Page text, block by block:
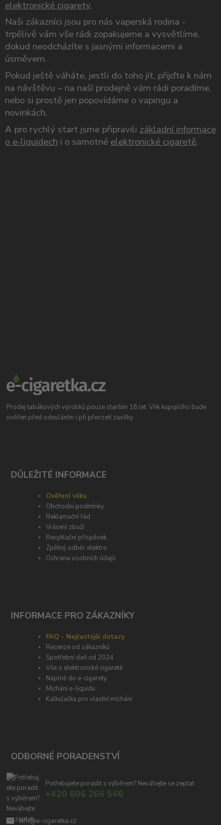
elektronické cigarety.
Naši zákazníci jsou pro nás vaperská rodina -
trpělivě vám vše rádi zopakujeme a vysvětlíme,
dokud neodcházíte s jasnými informacemi a
úsměvem.
Pokud ještě váháte, jestli do toho jít, přijďte k nám
na návštěvu – na naší prodejně vám rádi poradíme,
nebo si prostě jen popovídáme o vapingu a
novinkách.
A pro rychlý start jsme připravili základní informace
o e-liquidech i o samotné elektronické cigaretě.
Prodej tabákových výrobků pouze starším 18 let. Věk kupujícího bude
ověřen před odesláním i při převzetí zasilky.
DŮLEŽITÉ INFORMACE
Ověření věku
Obchodní podmínky
Reklamační řád
Vrácení zboží
Recyklační příspěvek
Zpětný odběr elektro
Ochrana osobních údajů
INFORMACE PRO ZÁKAZNÍKY
FAQ - Nejčastější dotazy
Recenze od zákazníků
Spotřební daň od 2024
Vše o elektronické cigaretě
Náplně do e-cigarety
Míchání e-liquidu
Kalkulačka pro vlastní míchání
ODBORNÉ PORADENSTVÍ
Potřebujete poradit s výběrem? Neváhejte se zeptat
+420 606 266 566
info@e-cigaretka.cz